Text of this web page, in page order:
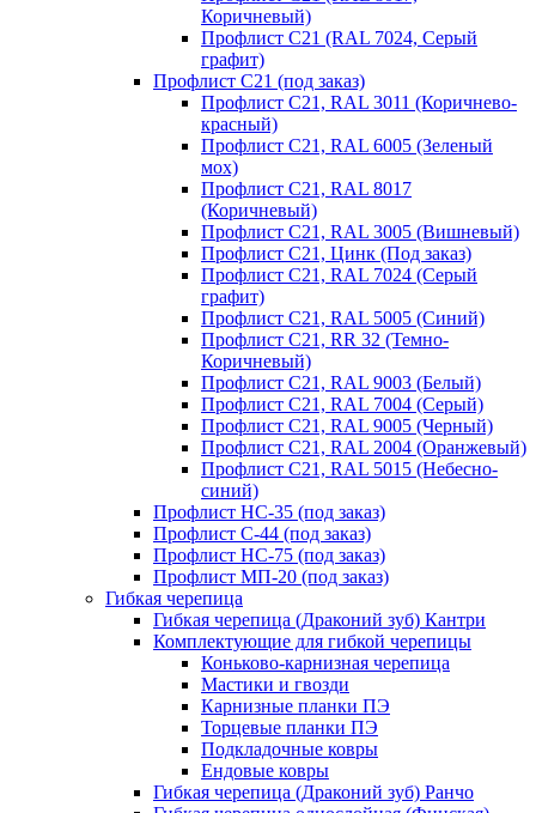
Коричневый)
Профлист С21 (RAL 7024, Серый
графит)
Профлист С21 (под заказ)
Профлист С21, RAL 3011 (Коричнево-
красный)
Профлист С21, RAL 6005 (Зеленый
мох)
Профлист С21, RAL 8017
(Коричневый)
Профлист С21, RAL 3005 (Вишневый)
Профлист С21, Цинк (Под заказ)
Профлист С21, RAL 7024 (Серый
графит)
Профлист С21, RAL 5005 (Синий)
Профлист С21, RR 32 (Темно-
Коричневый)
Профлист С21, RAL 9003 (Белый)
Профлист С21, RAL 7004 (Серый)
Профлист С21, RAL 9005 (Черный)
Профлист С21, RAL 2004 (Оранжевый)
Профлист С21, RAL 5015 (Небесно-
синий)
Профлист НС-35 (под заказ)
Профлист С-44 (под заказ)
Профлист НС-75 (под заказ)
Профлист МП-20 (под заказ)
Гибкая черепица
Гибкая черепица (Драконий зуб) Кантри
Комплектующие для гибкой черепицы
Коньково-карнизная черепица
Мастики и гвозди
Карнизные планки ПЭ
Торцевые планки ПЭ
Подкладочные ковры
Ендовые ковры
Гибкая черепица (Драконий зуб) Ранчо